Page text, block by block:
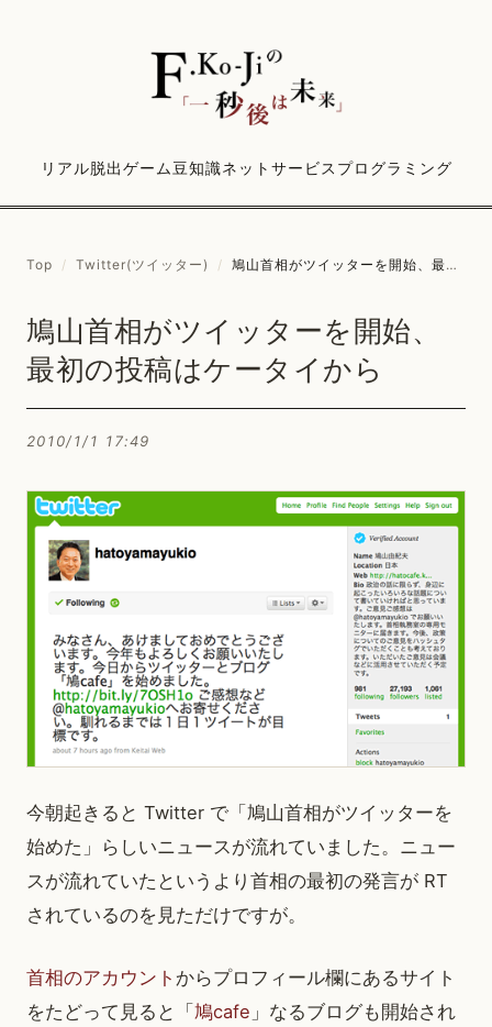
リアル脱出ゲーム豆知識ネットサービス プログラミング
Top / Twitter(ツイッター) / 鳩山首相がツイッターを開始、最初の投稿はケータイから
鳩山首相がツイッターを開始、
最初の投稿はケータイから
2010/1/1 17:49
今朝起きると Twitter で「鳩山首相がツイッターを
始めた」らしいニュースが流れていました。ニュー
スが流れていたというより首相の最初の発言が RT
されているのを見ただけですが。
首相のアカウント からプロフィール欄にあるサイト
をたどって見ると「鳩cafe 」なるブログも開始され